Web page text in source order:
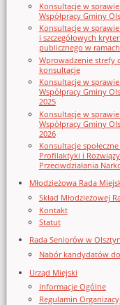
Konsultacje w
Współpracy Gminy
Konsultacje w
i szczegółowych
publicznego w
Wprowadzenie strefy
konsultacje
Konsultacje w
Współpracy Gminy
2025
Konsultacje w
Współpracy Gminy
2026
Konsultacje
Profilaktyki i
Przeciwdziałania
Młodzieżowa Rada
Skład Młodzieżowej
Kontakt
Statut
Rada Seniorów w
Nabór kandydatów
Urząd Miejski
Informacje Ogólne
Regulamin